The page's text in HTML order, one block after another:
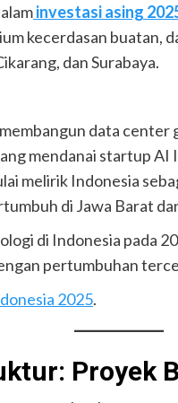
investasi asing
kecerdasan buatan,
dan Surabaya.
data center
mendanai startup AI
melirik Indonesia
di Jawa Barat
di Indonesia pada
pertumbuhan
2025.
Proyek